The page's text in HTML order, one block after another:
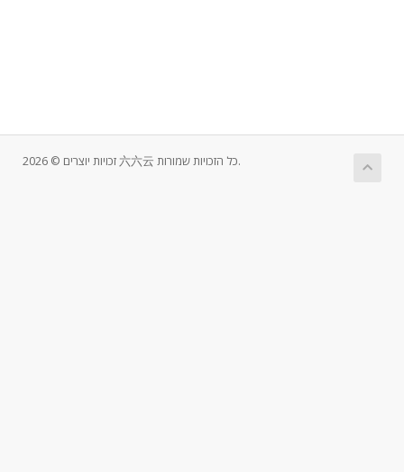
זכויות יוצרים © 2026 六六云 כל הזכויות שמורות.